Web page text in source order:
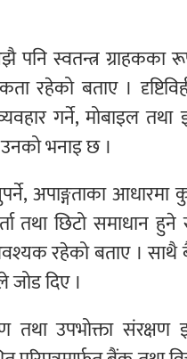
स्वतन्त्र ग्राहकका
बताए ।
गर्ने, मोबाइल
भनाइ छ ।
अपाङ्गताका
तथा छिटो समाधान हुने
रहेको बताए ।
जोड दिए ।
तथा उपभोक्ता संरक्षण